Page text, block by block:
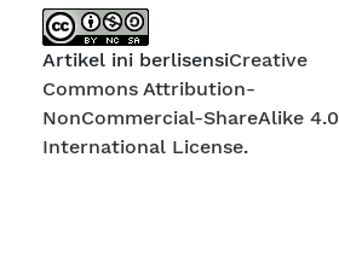
Artikel ini berlisensiCreative
Commons Attribution-
NonCommercial-ShareAlike 4.0
International License.